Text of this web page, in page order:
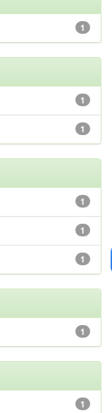
1
1
1
1
1
1
1
1